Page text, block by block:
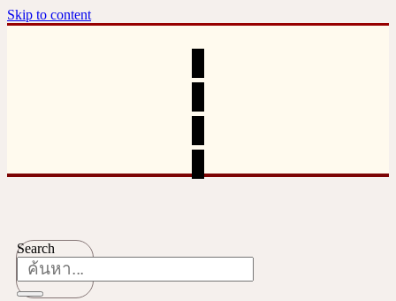
Skip to content
Search